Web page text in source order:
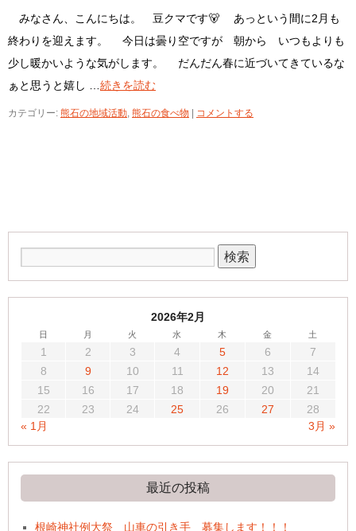
みなさん、こんにちは。 豆クマです🐻 あっという間に2月も
終わりを迎えます。 今日は曇り空ですが 朝から いつもよりも
少し暖かいような気がします。 だんだん春に近づいてきているな
ぁと思うと嬉し … 続きを読む
カテゴリー: 熊石の地域活動, 熊石の食べ物 コメントする
2026年2月
日 月 火 水 木 金 土
1 2 3 4 5 6
7
8
9 10 11 12 13
14
15
16 17 18 19 20
21
22
23 24 25 26 27
28
« 1月
3月 »
最近の投稿
根崎神社例大祭 山車の引き手 募集します！！！